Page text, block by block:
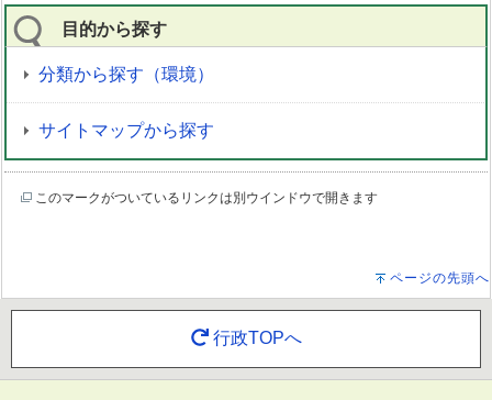
目的から探す
分類から探す（環境）
サイトマップから探す
このマークがついているリンクは別ウインドウで開きます
ページの先頭へ
行政TOPへ